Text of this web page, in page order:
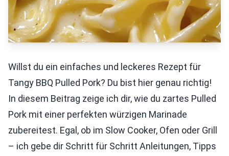
Willst du ein einfaches und leckeres Rezept für
Tangy BBQ Pulled Pork? Du bist hier genau richtig!
In diesem Beitrag zeige ich dir, wie du zartes Pulled
Pork mit einer perfekten würzigen Marinade
zubereitest. Egal, ob im Slow Cooker, Ofen oder Grill
– ich gebe dir Schritt für Schritt Anleitungen, Tipps